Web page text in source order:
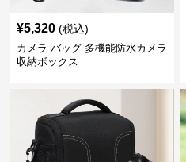
¥5,320 (税込)
カメラ バッグ 多機能防水カメラ
収納ボックス